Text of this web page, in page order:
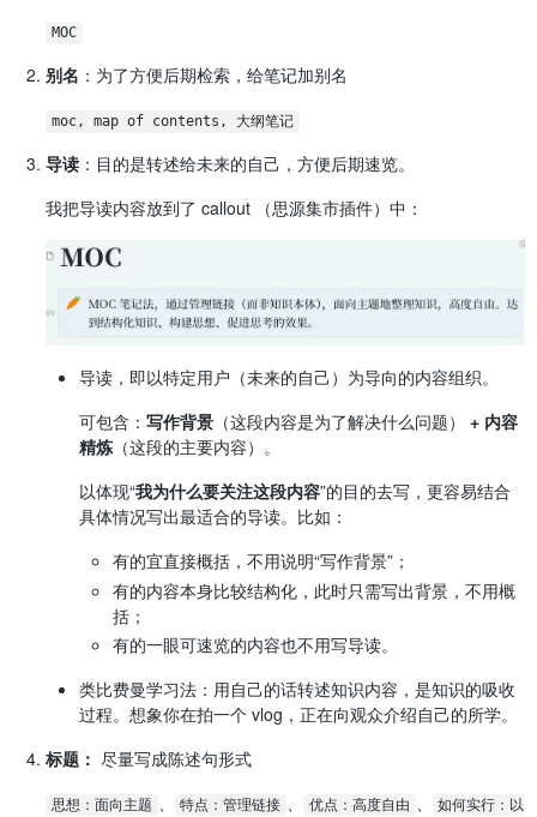
MOC
别名 ：为了方便后期检索，给笔记加别名
moc, map of contents, 大纲笔记
导读 ：目的是转述给未来的自己，方便后期速览。
我把导读内容放到了 callout （思源集市插件）中：
导读，即以特定用户（未来的自己）为导向的内容组织。
可包含： 写作背景 （这段内容是为了解决什么问题） + 内容
精炼（这段的主要内容）。
以体现“我为什么要关注这段内容”的目的去写，更容易结合
具体情况写出最适合的导读。比如：
有的宜直接概括，不用说明“写作背景”；
有的内容本身比较结构化，此时只需写出背景，不用概
括；
有的一眼可速览的内容也不用写导读。
类比费曼学习法：用自己的话转述知识内容，是知识的吸收
过程。想象你在拍一个 vlog，正在向观众介绍自己的所学。
标题： 尽量写成陈述句形式
思想：面向主题 、 特点：管理链接 、 优点：高度自由 、
如何实行：以